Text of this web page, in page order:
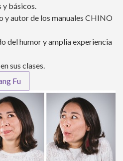
básicos.
y autor de los manuales CHINO
del humor y amplia experiencia
sus clases.
Fu